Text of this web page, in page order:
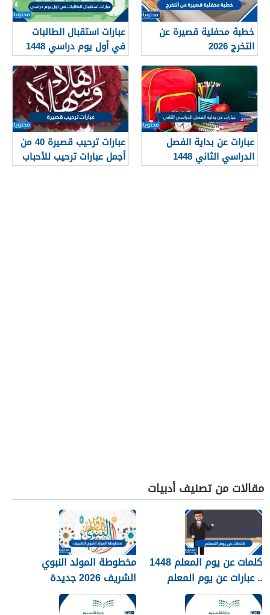
خطبة محفلية قصيرة عن
التخرج 2026
عبارات استقبال الطالبات
في أول يوم دراسي 1448
عبارات عن بداية الفصل
الدراسي الثاني 1448
عبارات ترحيب قصيرة 40 من
أجمل عبارات ترحيب للأحباب
والأصدقاء 2026
مقالات من تصنيف أدبيات
كلمات عن يوم المعلم 1448
.. عبارات عن يوم المعلم
مكتوبة 1448
مخطوطة المولد النبوي
الشريف 2026 جديدة